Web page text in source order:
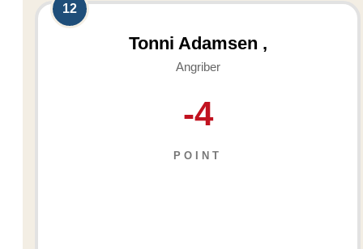
12
Tonni Adamsen ,
Angriber
-4
POINT